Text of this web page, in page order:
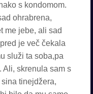
s kondomom.
ohrabrena,
me jebe, ali sad
je več čekala
služi ta soba,pa
Ali, skrenula sam s
tinejdžera,